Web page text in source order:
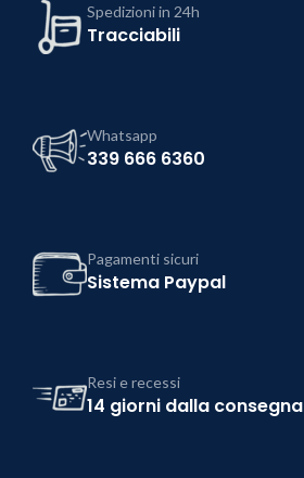
Spedizioni in 24h
Tracciabili
Whatsapp
339 666 6360
Pagamenti sicuri
Sistema Paypal
Resi e recessi
14 giorni dalla consegna